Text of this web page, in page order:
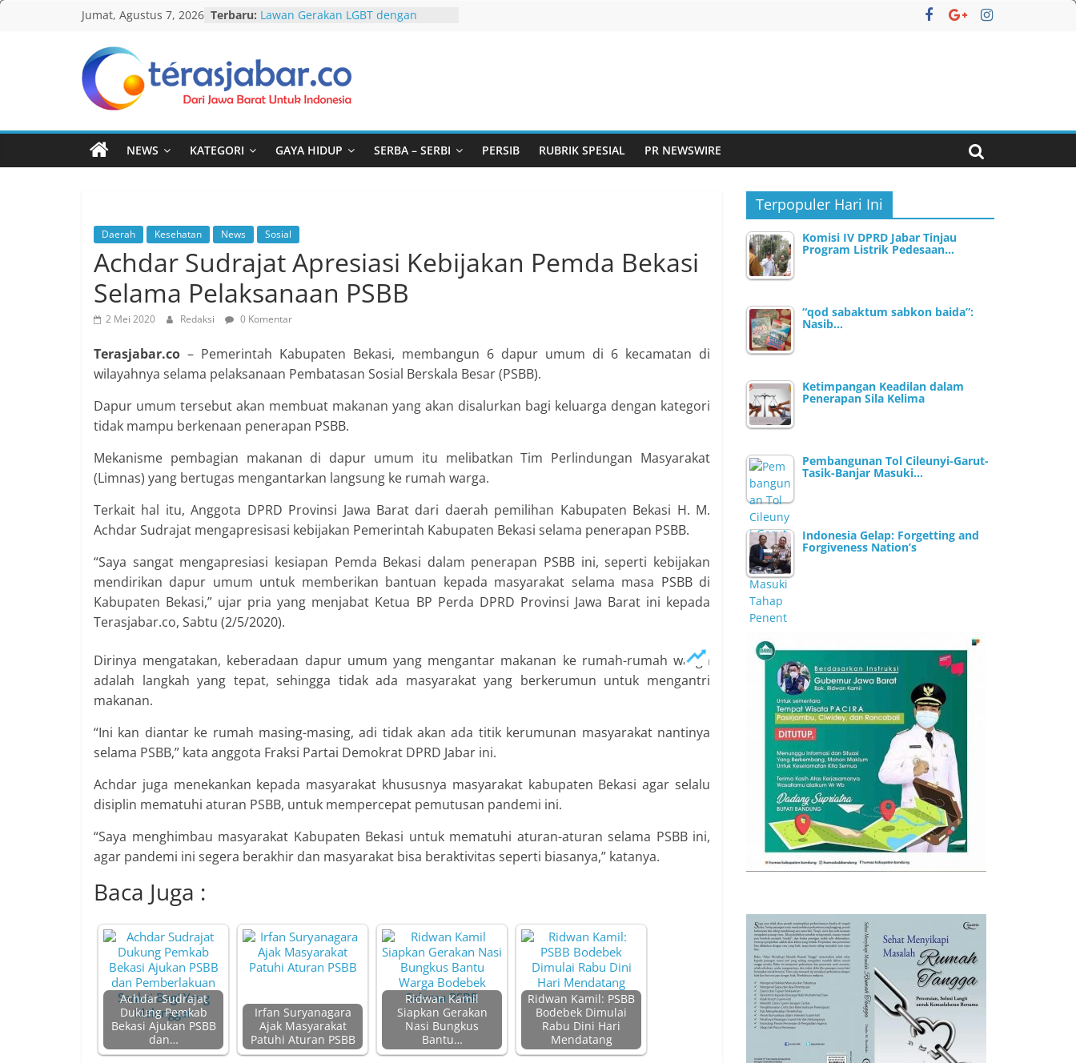
Skip
Jumat, Agustus 7, 2026 Terbaru: Lawan Gerakan LGBT dengan
tak Menyentuh Masalah
Komnas Anti Pemurtadan Gandeng
Dewan Dakwah Gelar Seminar
Penanganan Kasus Pemurtadan
Cetak Sejarah, 20 Ribu Anak
PAUD/TK/RA di Bandung Barat Siap
Teras
Jabar
NEWS KATEGORI GAYA HIDUP SERBA – SERBI PERSIB RUBRIK SPESIAL PR NEWSWIRE
Daerah Kesehatan News Sosial
Achdar Sudrajat Apresiasi Kebijakan Pemda Bekasi
Selama Pelaksanaan PSBB
2 Mei 2020 Redaksi 0 Komentar
Terasjabar.co – Pemerintah Kabupaten Bekasi, membangun 6 dapur umum di 6 kecamatan di
wilayahnya selama pelaksanaan Pembatasan Sosial Berskala Besar (PSBB).
Dapur umum tersebut akan membuat makanan yang akan disalurkan bagi keluarga dengan kategori
tidak mampu berkenaan penerapan PSBB.
Mekanisme pembagian makanan di dapur umum itu melibatkan Tim Perlindungan Masyarakat
(Limnas) yang bertugas mengantarkan langsung ke rumah warga.
Terkait hal itu, Anggota DPRD Provinsi Jawa Barat dari daerah pemilihan Kabupaten Bekasi H. M.
Achdar Sudrajat mengapresisasi kebijakan Pemerintah Kabupaten Bekasi selama penerapan PSBB.
“Saya sangat mengapresiasi kesiapan Pemda Bekasi dalam penerapan PSBB ini, seperti kebijakan
mendirikan dapur umum untuk memberikan bantuan kepada masyarakat selama masa PSBB di
Kabupaten Bekasi,” ujar pria yang menjabat Ketua BP Perda DPRD Provinsi Jawa Barat ini kepada
Terasjabar.co, Sabtu (2/5/2020).
Dirinya mengatakan, keberadaan dapur umum yang mengantar makanan ke rumah-rumah warga
adalah langkah yang tepat, sehingga tidak ada masyarakat yang berkerumun untuk mengantri
makanan.
“Ini kan diantar ke rumah masing-masing, adi tidak akan ada titik kerumunan masyarakat nantinya
selama PSBB,” kata anggota Fraksi Partai Demokrat DPRD Jabar ini.
Achdar juga menekankan kepada masyarakat khususnya masyarakat kabupaten Bekasi agar selalu
disiplin mematuhi aturan PSBB, untuk mempercepat pemutusan pandemi ini.
“Saya menghimbau masyarakat Kabupaten Bekasi untuk mematuhi aturan-aturan selama PSBB ini,
agar pandemi ini segera berakhir dan masyarakat bisa beraktivitas seperti biasanya,” katanya.
Baca Juga :
Achdar Sudrajat
Dukung Pemkab
Bekasi Ajukan PSBB
dan…
Irfan Suryanagara
Ajak Masyarakat
Patuhi Aturan PSBB
Ridwan Kamil
Siapkan Gerakan
Nasi Bungkus
Bantu…
Ridwan Kamil: PSBB
Bodebek Dimulai
Rabu Dini Hari
Mendatang
Terpopuler Hari Ini
Komisi IV DPRD Jabar Tinjau
Program Listrik Pedesaan…
“qod sabaktum sabkon baida”:
Nasib…
Ketimpangan Keadilan dalam
Penerapan Sila Kelima
Pembangunan Tol Cileunyi-Garut-
Tasik-Banjar Masuki…
Indonesia Gelap: Forgetting and
Forgiveness Nation’s